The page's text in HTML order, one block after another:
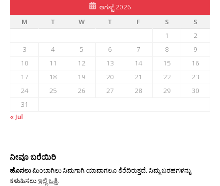
ಆಗಸ್ಟ್ 2026
M
T W T F S
S
1
2
3
4 5 6 7 8
9
10
11 12 13 14 15
16
17
18 19 20 21 22
23
24
25 26 27 28 29
30
31
« Jul
ನೀವೂ ಬರೆಯಿರಿ
ಹೊನಲುಮಿಂಬಾಗಿಲು ನಿಮಗಾಗಿ ಯಾವಾಗಲೂ ತೆರೆದಿರುತ್ತದೆ. ನಿಮ್ಮ ಬರಹಗಳನ್ನು
ಕಳುಹಿಸಲುಇಲ್ಲಿ ಒತ್ತಿ.